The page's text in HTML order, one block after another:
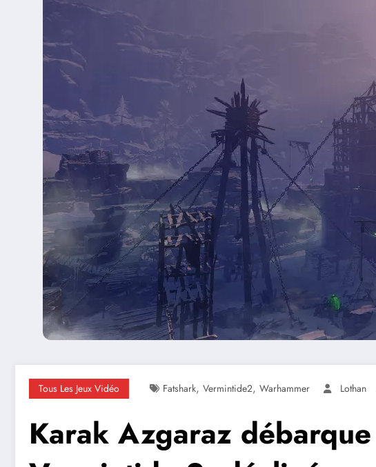
Tous Les Jeux Vidéo Fatshark, Vermintide2, Warhammer Lothan
Karak Azgaraz